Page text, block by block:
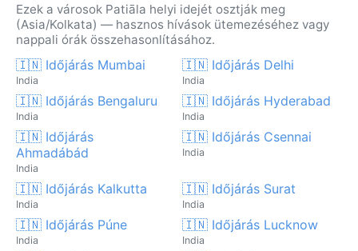
Ezek a városok Patiāla helyi idejét osztják meg
(Asia/Kolkata) — hasznos hívások ütemezéséhez vagy
nappali órák összehasonlításához.
🇮🇳 Időjárás Mumbai
India
🇮🇳 Időjárás Delhi
India
🇮🇳 Időjárás Bengaluru
India
🇮🇳 Időjárás Hyderabad
India
🇮🇳 Időjárás
Ahmadábád
India
🇮🇳 Időjárás Csennai
India
🇮🇳 Időjárás Kalkutta
India
🇮🇳 Időjárás Surat
India
🇮🇳 Időjárás Púne
India
🇮🇳 Időjárás Lucknow
India